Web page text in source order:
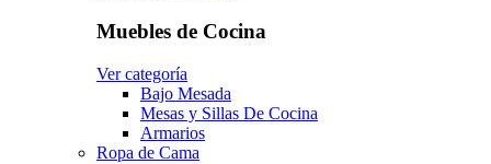
Muebles de Cocina
Ver categoría
Bajo Mesada
Mesas y Sillas De Cocina
Armarios
Ropa de Cama